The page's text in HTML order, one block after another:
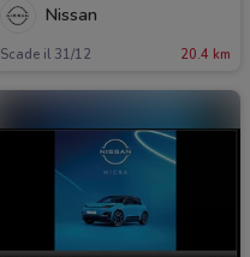
Nissan
Scade il 31/12 20.4 km